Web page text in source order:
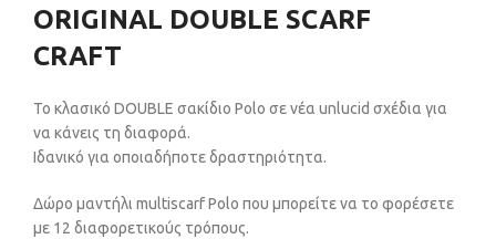
ORIGINAL DOUBLE SCARF
CRAFT
Το κλασικό DOUBLE σακίδιο Polo σε νέα unlucid σχέδια για
να κάνεις τη διαφορά.
Ιδανικό για οποιαδήποτε δραστηριότητα.
Δώρο μαντήλι multiscarf Polo που μπορείτε να το φορέσετε
με 12 διαφορετικούς τρόπους.